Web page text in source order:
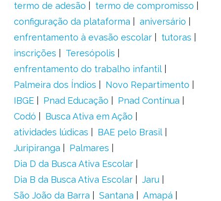
termo de adesão
termo de compromisso
configuração da plataforma
aniversário
enfrentamento à evasão escolar
tutoras
inscrições
Teresópolis
enfrentamento do trabalho infantil
Palmeira dos Índios
Novo Repartimento
IBGE
Pnad Educação
Pnad Contínua
Codó
Busca Ativa em Ação
atividades lúdicas
BAE pelo Brasil
Juripiranga
Palmares
Dia D da Busca Ativa Escolar
Dia B da Busca Ativa Escolar
Jaru
São João da Barra
Santana
Amapá